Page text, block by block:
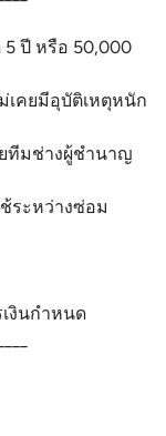
5 ปี หรือ 50,000
เคยมีอุบัติเหตุหนัก
ยทีมช่างผู้ชำนาญ
ระหว่างซ่อม
งินกำหนด